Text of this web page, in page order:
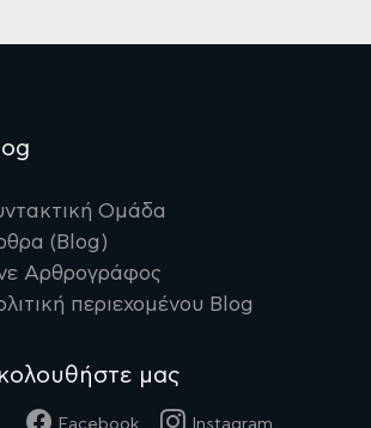
Ομάδα
(Blog)
Αρθρογράφος
περιεχομένου Blog
μας
Facebook
Instagram